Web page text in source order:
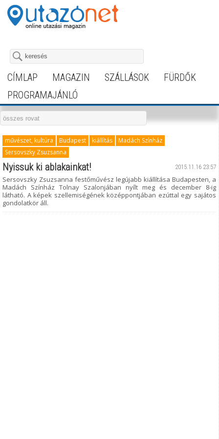
CÍMLAP MAGAZIN SZÁLLÁSOK
FÜRDŐK
PROGRAMAJÁNLÓ
művészet, kultúra Budapest kiállítás
Madách Színház
Sersovszky Zsuzsanna
2015.11.16 23:57
Nyissuk ki ablakainkat!
Sersovszky Zsuzsanna festőművész legújabb kiállítása Budapesten, a
Madách Színház Tolnay Szalonjában nyílt meg és december 8-ig
látható. A képek szellemiségének középpontjában ezúttal egy sajátos
gondolatkör áll.